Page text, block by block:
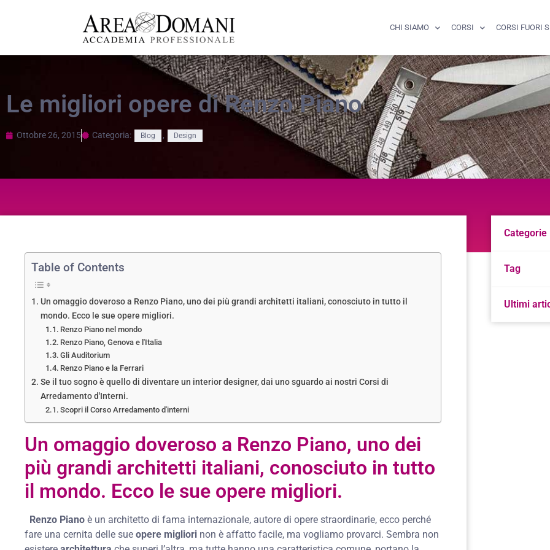
CHI SIAMO CORSI CORSI FUORI
Le migliori opere di Renzo Piano
Ottobre 26, 2015 Categoria: Blog , Design
Table of Contents
Un omaggio doveroso a Renzo Piano, uno dei più grandi architetti italiani, conosciuto in tutto il
mondo. Ecco le sue opere migliori.
Renzo Piano nel mondo
Renzo Piano, Genova e l'Italia
Gli Auditorium
Renzo Piano e la Ferrari
Se il tuo sogno è quello di diventare un interior designer, dai uno sguardo ai nostri Corsi di
Arredamento d'Interni.
Scopri il Corso Arredamento d'interni
Un omaggio doveroso a Renzo Piano, uno dei
più grandi architetti italiani, conosciuto in tutto
il mondo. Ecco le sue opere migliori.
Renzo Piano è un architetto di fama internazionale, autore di opere straordinarie, ecco perché
fare una cernita delle sue opere migliori non è affatto facile, ma vogliamo provarci. Sembra non
Categorie
Tag
Ultimi